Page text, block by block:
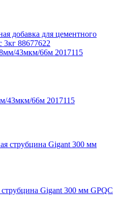
добавка для цементного
3кг 88677622
43мкм/66м 2017115
Gigant 300 мм GPQC